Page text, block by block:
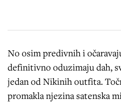
No osim predivnih i
definitivno oduzimaju dah,
jedan od Nikinih outfita.
promakla njezina satenska